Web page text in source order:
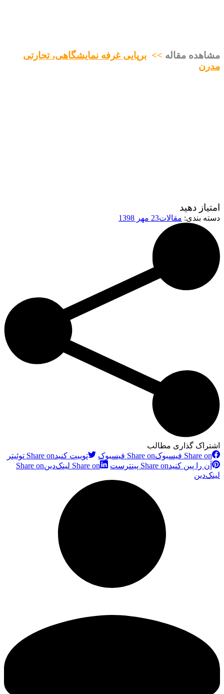
مشاهده مقاله >
> برپایی غرفه نمایشگاهی، تجارتی
مدرن
امتیاز دهید
دسته بندی: مقالات23 مهر 1398
اشتراک گذاری مطالب
Share on فیسبوک
Share on فیسبوک توییت کنیدShare on توئیتر
آن را پین کنیدShare on پینترست Share on لینک‌دین
Share on
لینک‌دین